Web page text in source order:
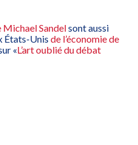
Michael Sandelsont aussi
États-Unis de l’économie de
«L’art oublié du débat